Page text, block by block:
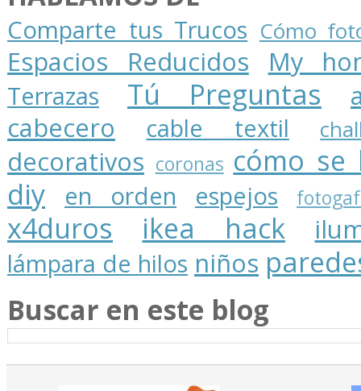
Comparte tus Trucos Cómo
Espacios Reducidos My
Terrazas Tú Preguntas
cabecero
cable textil
decorativos coronas cómo se
diy
en orden espejos
x4duros ikea hack
lámpara de hilos niños
Buscar en este blog